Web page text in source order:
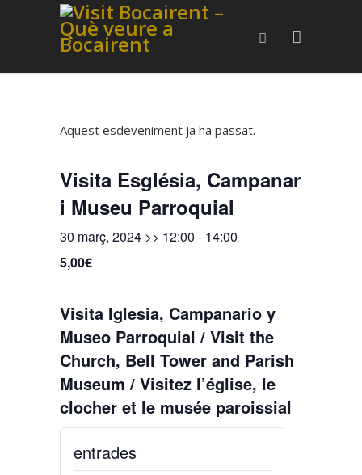
Aquest esdeveniment ja ha passat.
Visita Església, Campanar
i Museu Parroquial
30 març, 2024 >> 12:00 - 14:00
5,00€
Visita Iglesia, Campanario y
Museo Parroquial / Visit the
Church, Bell Tower and Parish
Museum / Visitez l’église, le
clocher et le musée paroissial
entrades